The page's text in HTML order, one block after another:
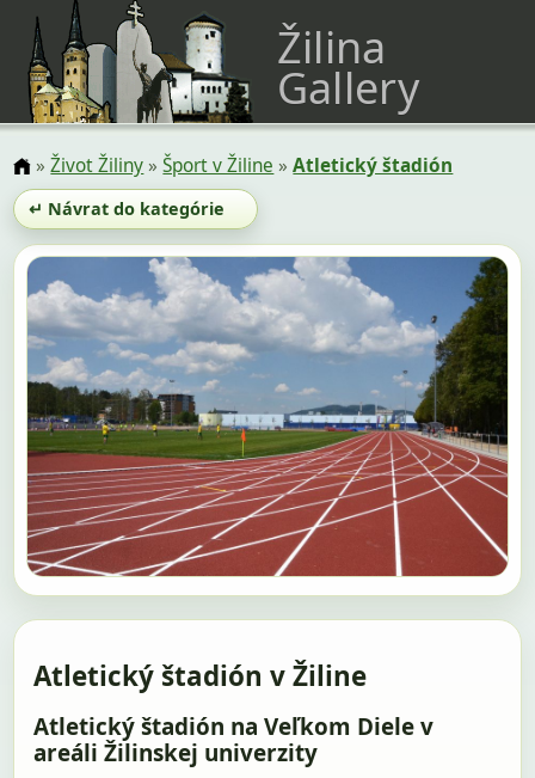
Žilina
Gallery
»Život Žiliny»Šport v Žiline »Atletický štadión
↵ Návrat do kategórie
Atletický štadión v Žiline
Atletický štadión na Veľkom Diele v
areáli Žilinskej univerzity